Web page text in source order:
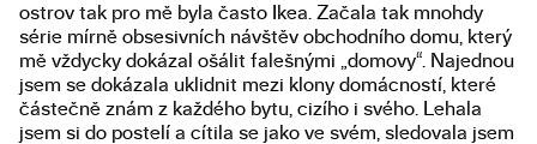
ostrov tak pro mě byla často Ikea. Začala tak mnohdy
série mírně obsesivních návštěv obchodního domu, který
mě vždycky dokázal ošálit falešnými „domovy“. Najednou
jsem se dokázala uklidnit mezi klony domácností, které
částečně znám z každého bytu, cizího i svého. Lehala
jsem si do postelí a cítila se jako ve svém, sledovala jsem